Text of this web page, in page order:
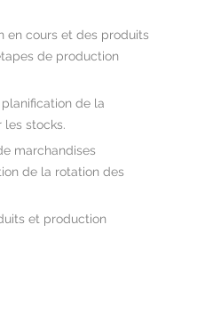
en cours et des produits
de production
de la
les stocks.
marchandises
de la rotation des
et production